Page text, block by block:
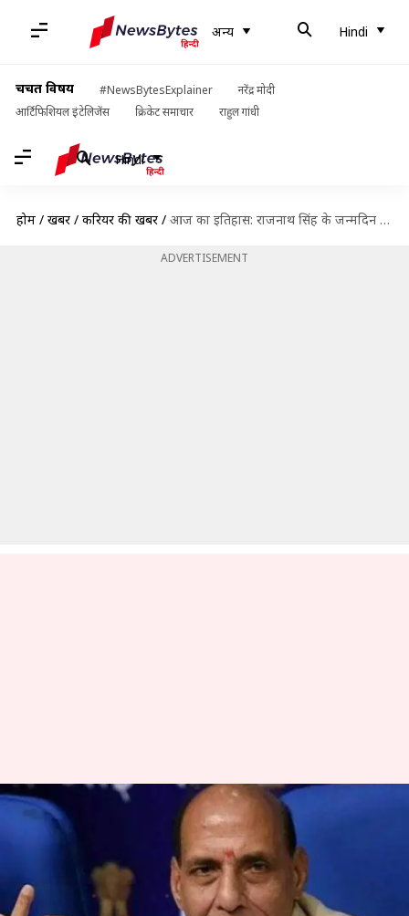
अन्य Hindi
चर्चित विषय #NewsBytesExplainer
नरेंद्र मोदी
आर्टिफिशियल इंटेलिजेंस
क्रिकेट समाचार राहुल गांधी
Hindi
होम / खबरें / करियर की खबरें / आज का इतिहास: राजनाथ सिंह के जन्मदिन समेत जानें आज की प्रमुख घटनाएं
ADVERTISEMENT
आज का इतिहास: राजनाथ सिंह के
जन्मदिन समेत जानें आज की प्रमुख
घटनाएं
लेखन Jul 10, 2019 09:27 am